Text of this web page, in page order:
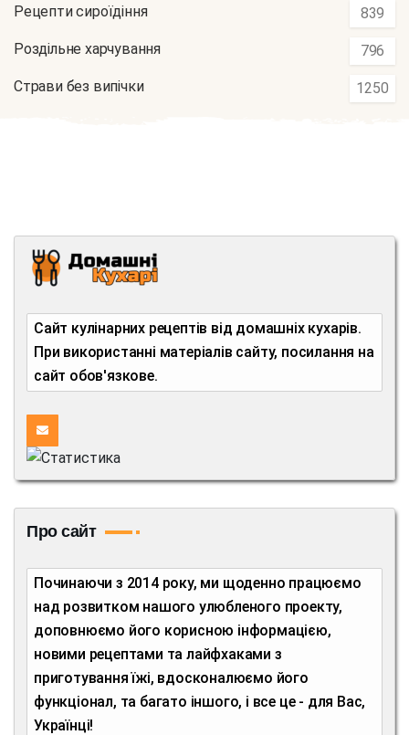
Рецепти сироїдіння 839
Роздільне харчування 796
Страви без випічки 1250
Сайт кулінарних рецептів від домашніх кухарів.
При використанні матеріалів сайту, посилання на
сайт обов'язкове.
Про сайт
Починаючи з 2014 року, ми щоденно працюємо
над розвитком нашого улюбленого проекту,
доповнюємо його корисною інформацією,
новими рецептами та лайфхаками з
приготування їжі, вдосконалюємо його
функціонал, та багато іншого, і все це - для Вас,
Українці!